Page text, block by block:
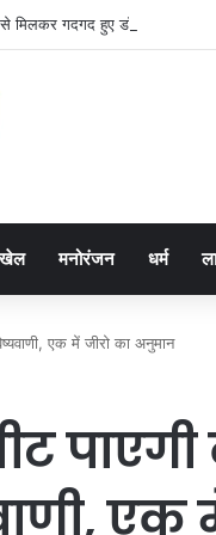
मिलकर गदगद हुए डॉ. मोहन यादव,
खेल मनोरंजन धर्म
एक में जीरो का अनुमान
पाएगी
एक